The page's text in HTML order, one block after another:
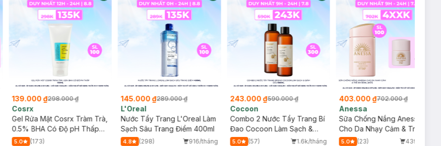
139.000 ₫298.000 ₫
Cosrx
Gel Rửa Mặt Cosrx Tràm Trà,
0.5% BHA Có Độ pH Thấp
150ml
5.0
(173)
145.000 ₫289.000 ₫
L'Oreal
Nước Tẩy Trang L'Oreal Làm
Sạch Sâu Trang Điểm 400ml
4.8 (298)
916/tháng
243.000 ₫590.000 ₫
Cocoon
Combo 2 Nước Tẩy Trang Bí
Đao Cocoon Làm Sạch &
Giảm Dầu 500ml
5.0 (57)
1.6k/tháng
403.000 ₫702.000 ₫
Anessa
Sữa Chống Nắng Anessa
Cho Da Nhạy Cảm & Trẻ Em
60ml (Mới)
5.0 (23)
439/tháng